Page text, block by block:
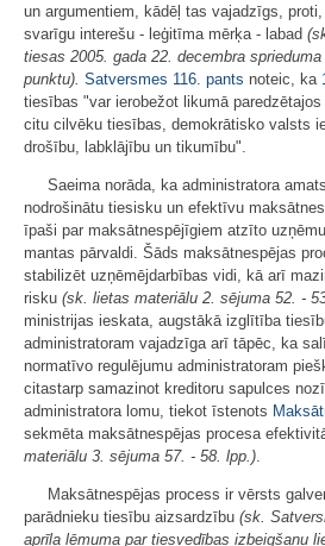
un argumentiem, kādēļ tas vajadzīgs,
svarīgu interešu - leģitīma mērķa - labad
tiesas 2005. gada 22. decembra
punktu). Satversmes 116. pants noteic, ka
tiesības "var ierobežot likumā
citu cilvēku tiesības, demokrātisko valsts
drošību, labklājību un tikumību".
Saeima norāda, ka administratora
nodrošinātu tiesisku un efektīvu
īpaši par maksātnespējīgiem atzīto
mantas pārvaldi. Šāds maksātnespējas
stabilizēt uzņēmējdarbības vidi, kā arī
risku (sk. lietas materiālu 2. sējuma 52. -
ministrijas ieskata, augstākā izglītība
administratoram vajadzīga arī tāpēc, ka
normatīvo regulējumu administratoram
citastarp samazinot kreditoru sapulces
administratora lomu, tiekot īstenots
sekmēta maksātnespējas procesa
materiālu 3. sējuma 57. - 58. lpp.).
Maksātnespējas process ir vērsts
parādnieku tiesību aizsardzību (sk.
aprīļa lēmuma par tiesvedības izbeigšanu